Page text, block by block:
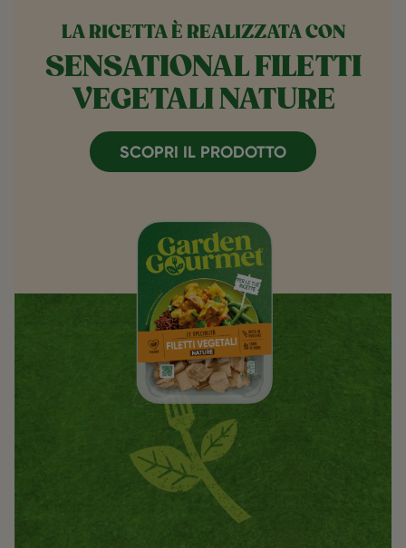
LA RICETTA È REALIZZATA CON
SENSATIONAL FILETTI
VEGETALI NATURE
SCOPRI IL PRODOTTO